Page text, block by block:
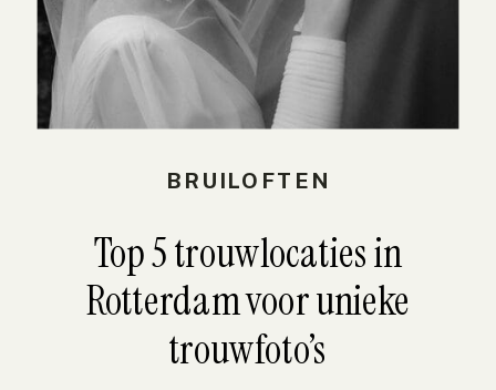
Top 5 trouwlocaties in
Rotterdam voor unieke
trouwfoto’s
BRUILOFTEN